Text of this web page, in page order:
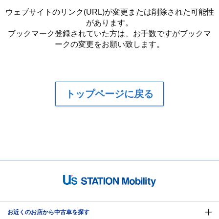
ウェブサイトのリンク(URL)が変更または削除された可能性
があります。
ブックマーク登録されていた方は、お手数ですがブックマ
ークの変更をお願い致します。
トップページに戻る
お近くのお店から中古車を探す